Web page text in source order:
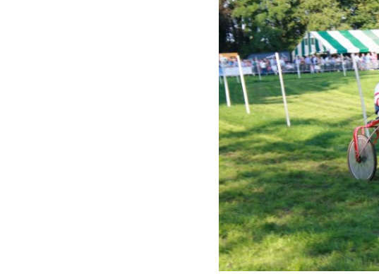
1973-
1989-
2013-